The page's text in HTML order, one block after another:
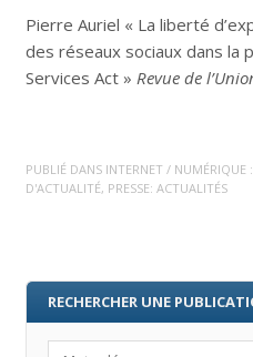
Pierre Auriel « La liberté
des réseaux sociaux dans la
Services Act » Revue de
PUBLIÉ DANS INTERNET / NUMÉRIQUE
D'ACTUALITÉ, PRESSE: ACTUALITÉS
RECHERCHER UNE